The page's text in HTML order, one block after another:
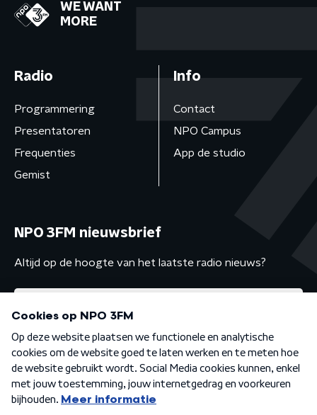
WE WANT
MORE
Radio
Programmering
Presentatoren
Frequenties
Gemist
Info
Contact
NPO Campus
App de studio
NPO 3FM nieuwsbrief
Altijd op de hoogte van het laatste radio nieuws?
Algemene voorwaarden Privacybeleid